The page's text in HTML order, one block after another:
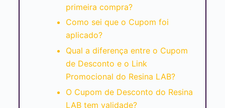
primeira compra?
Como sei que o Cupom foi
aplicado?
Qual a diferença entre o Cupom
de Desconto e o Link
Promocional do Resina LAB?
O Cupom de Desconto do Resina
LAB tem validade?